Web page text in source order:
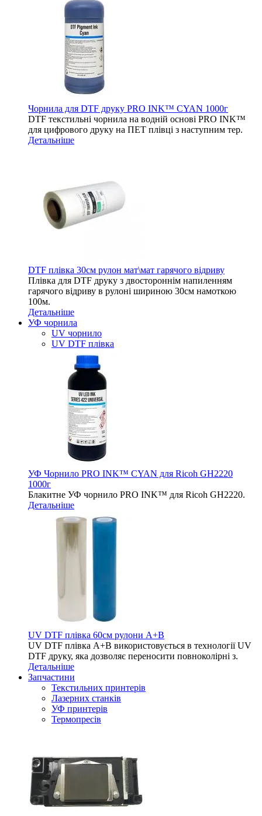
Чорнила для DTF друку PRO INK™ CYAN 1000г
DTF текстильні чорнила на водній основі PRO INK™
для цифрового друку на ПЕТ плівці з наступним тер.
Детальніше
DTF плівка 30см рулон мат\мат гарячого відриву
Плівка для DTF друку з двостороннім напиленням
гарячого відриву в рулоні шириною 30см намоткою
100м.
Детальніше
УФ чорнила
UV чорнило
UV DTF плівка
УФ Чорнило PRO INK™ CYAN для Ricoh GH2220
1000г
Блакитне УФ чорнило PRO INK™ для Ricoh GH2220.
Детальніше
UV DTF плівка 60см рулони A+B
UV DTF плівка A+B використовується в технології UV
DTF друку, яка дозволяє переносити повноколірні з.
Детальніше
Запчастини
Текстильних принтерів
Лазерних станків
УФ принтерів
Термопресів